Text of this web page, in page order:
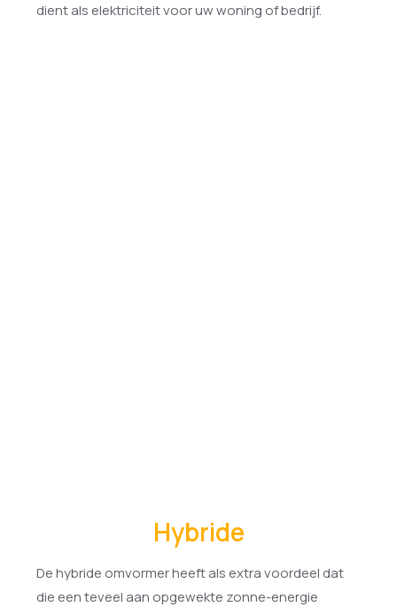
dient als elektriciteit voor uw woning of bedrijf.
Hybride
De hybride omvormer heeft als extra voordeel dat
die een teveel aan opgewekte zonne-energie